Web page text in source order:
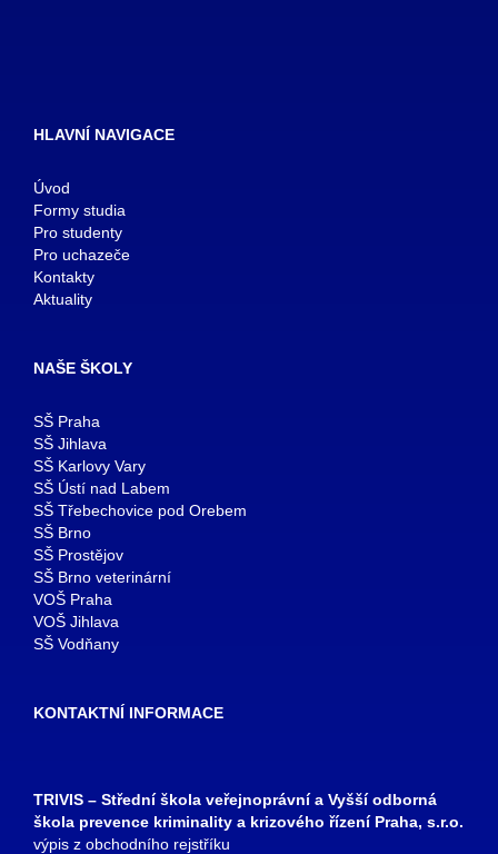
HLAVNÍ NAVIGACE
Úvod
Formy studia
Pro studenty
Pro uchazeče
Kontakty
Aktuality
NAŠE ŠKOLY
SŠ Praha
SŠ Jihlava
SŠ Karlovy Vary
SŠ Ústí nad Labem
SŠ Třebechovice pod Orebem
SŠ Brno
SŠ Prostějov
SŠ Brno veterinární
VOŠ Praha
VOŠ Jihlava
SŠ Vodňany
KONTAKTNÍ INFORMACE
TRIVIS – Střední škola veřejnoprávní a Vyšší odborná
škola prevence kriminality a krizového řízení Praha, s.r.o.
výpis z obchodního rejstříku